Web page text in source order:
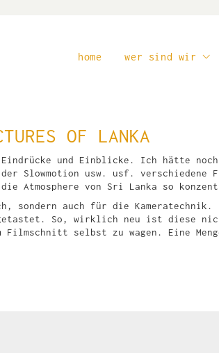
home wer sind wir
OF LANKA
und Einblicke. Ich hätte
Slowmotion usw. usf.
Atmosphere von Sri Lanka so
sondern auch für die
So, wirklich neu ist diese
selbst zu wagen. Eine